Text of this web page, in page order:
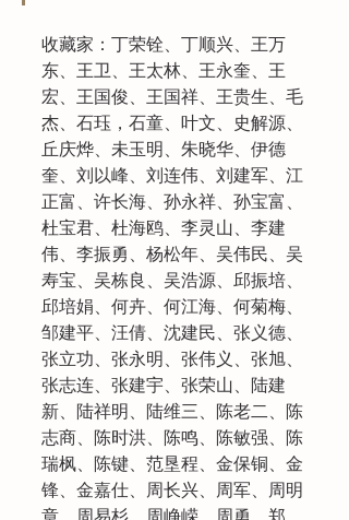
收藏家：丁荣铨、丁顺兴、王万
东、王卫、王太林、王永奎、王
宏、王国俊、王国祥、王贵生、毛
杰、石珏，石童、叶文、史解源、
丘庆烨、未玉明、朱晓华、伊德
奎、刘以峰、刘连伟、刘建军、江
正富、许长海、孙永祥、孙宝富、
杜宝君、杜海鸥、李灵山、李建
伟、李振勇、杨松年、吴伟民、吴
寿宝、吴栋良、吴浩源、邱振培、
邱培娟、何卉、何江海、何菊梅、
邹建平、汪倩、沈建民、张义德、
张立功、张永明、张伟义、张旭、
张志连、张建宇、张荣山、陆建
新、陆祥明、陆维三、陈老二、陈
志商、陈时洪、陈鸣、陈敏强、陈
瑞枫、陈键、范垦程、金保铜、金
锋、金嘉仕、周长兴、周军、周明